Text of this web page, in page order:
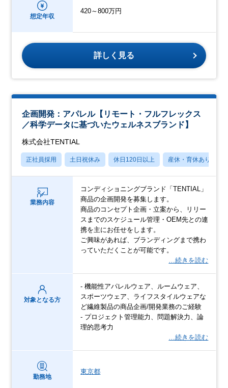
想定年収
420～800万円
詳しく見る
企画開発：アパレル【リモート・フルフレックス
／科学データに基づいたウェルネスブランド】
株式会社TENTIAL
正社員採用 土日祝休み 休日120日以上 産休・育休あり
業務内容
コンディショニングブランド「TENTIAL」
商品の企画開発を募集します。
商品のコンセプト企画・立案から、リリー
スまでのスケジュール管理・OEM先との連
携を主にお任せをします。
ご興味があれば、ブランディングまで携わ
っていただくことが可能です。
…続きを読む
対象となる方
- 機能性アパレルウェア、ルームウェア、
スポーツウェア、ライフスタイルウェアな
ど繊維製品の商品企画/開発業務のご経験
- プロジェクト管理能力、問題解決力、論
理的思考力
…続きを読む
勤務地
東京都